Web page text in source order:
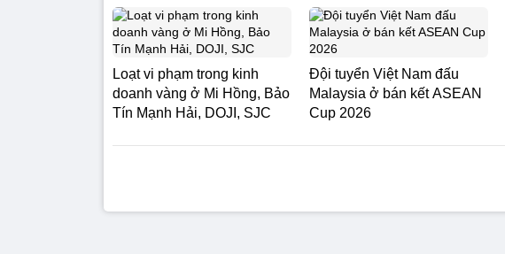
Loạt vi phạm trong kinh
doanh vàng ở Mi Hồng, Bảo
Tín Mạnh Hải, DOJI, SJC
Đội tuyển Việt Nam đấu
Malaysia ở bán kết ASEAN
Cup 2026